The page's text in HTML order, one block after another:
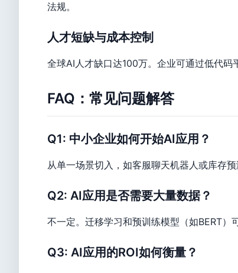
法规。
人才短缺与成本控制
全球AI人才缺口达100万。企业可通过低代
FAQ：常见问题解答
Q1: 中小企业如何开始AI应用？
从单一场景切入，如客服聊天机器人或库存
Q2: AI应用是否需要大量数据？
不一定。迁移学习和预训练模型（如BERT）
Q3: AI应用的ROI如何衡量？